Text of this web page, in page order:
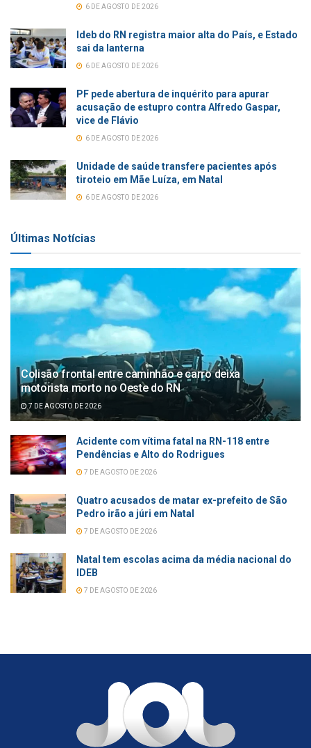
6 DE AGOSTO DE 2026
Ideb do RN registra maior alta do País, e Estado
sai da lanterna
6 DE AGOSTO DE 2026
PF pede abertura de inquérito para apurar
acusação de estupro contra Alfredo Gaspar,
vice de Flávio
6 DE AGOSTO DE 2026
Unidade de saúde transfere pacientes após
tiroteio em Mãe Luíza, em Natal
6 DE AGOSTO DE 2026
Últimas Notícias
Colisão frontal entre caminhão e carro deixa
motorista morto no Oeste do RN
7 DE AGOSTO DE 2026
Acidente com vítima fatal na RN-118 entre
Pendências e Alto do Rodrigues
7 DE AGOSTO DE 2026
Quatro acusados de matar ex-prefeito de São
Pedro irão a júri em Natal
7 DE AGOSTO DE 2026
Natal tem escolas acima da média nacional do
IDEB
7 DE AGOSTO DE 2026